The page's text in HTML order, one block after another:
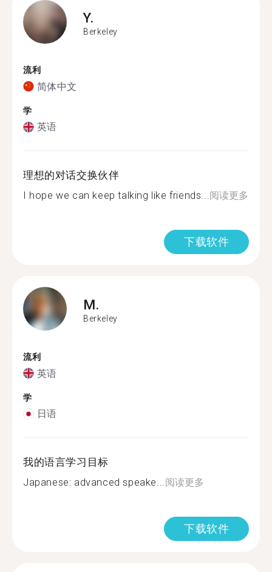
Y.
Berkeley
流利
简体中文
学
英语
理想的对话交换伙伴
I hope we can keep talking like friends...阅读更多
下载软件
M.
Berkeley
流利
英语
学
日语
我的语言学习目标
Japanese: advanced speake...阅读更多
下载软件